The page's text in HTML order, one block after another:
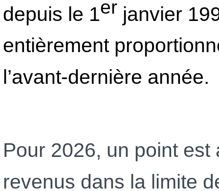
depuis le 1er janvier
entièrement
l’avant-dernière année.
Pour 2026, un point
revenus dans la limite